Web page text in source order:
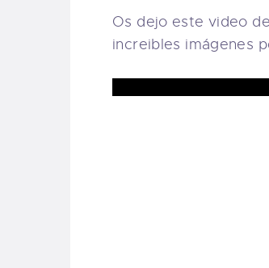
Os dejo este video
increibles imágenes